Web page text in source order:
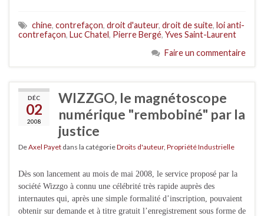
chine, contrefaçon, droit d'auteur, droit de suite, loi anti-
contrefaçon, Luc Chatel, Pierre Bergé, Yves Saint-Laurent
Faire un commentaire
DÉC
02
2008
WIZZGO, le magnétoscope
numérique "rembobiné" par la
justice
DeAxel Payet dans la catégorieDroits d'auteur, Propriété Industrielle
Dès son lancement au mois de mai 2008, le service proposé par la
société Wizzgo à connu une célébrité très rapide auprès des
internautes qui, après une simple formalité d’inscription, pouvaient
obtenir sur demande et à titre gratuit l’enregistrement sous forme de